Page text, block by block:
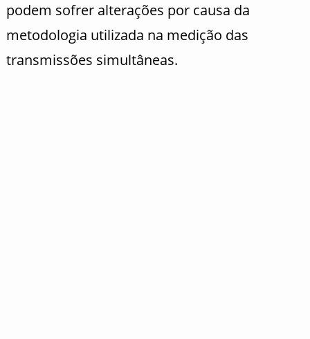
podem sofrer alterações por causa da
metodologia utilizada na medição das
transmissões simultâneas.